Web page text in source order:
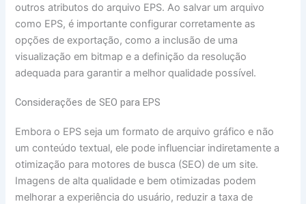
outros atributos do arquivo EPS. Ao salvar um arquivo
como EPS, é importante configurar corretamente as
opções de exportação, como a inclusão de uma
visualização em bitmap e a definição da resolução
adequada para garantir a melhor qualidade possível.
Considerações de SEO para EPS
Embora o EPS seja um formato de arquivo gráfico e não
um conteúdo textual, ele pode influenciar indiretamente a
otimização para motores de busca (SEO) de um site.
Imagens de alta qualidade e bem otimizadas podem
melhorar a experiência do usuário, reduzir a taxa de